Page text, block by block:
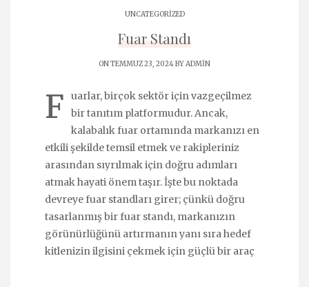
UNCATEGORIZED
Fuar Standı
ON TEMMUZ 23, 2024 BYADMIN
F
uarlar, birçok sektör için vazgeçilmez
bir tanıtım platformudur. Ancak,
kalabalık fuar ortamında markanızı en
etkili şekilde temsil etmek ve rakipleriniz
arasından sıyrılmak için doğru adımları
atmak hayati önem taşır. İşte bu noktada
devreye fuar standları girer; çünkü doğru
tasarlanmış bir fuar standı, markanızın
görünürlüğünü artırmanın yanı sıra hedef
kitlenizin ilgisini çekmek için güçlü bir araç